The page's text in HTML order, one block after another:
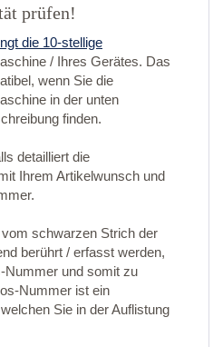
prüfen!
die 10-stellige
/ Ihres Gerätes. Das
wenn Sie die
in der unten
finden.
detailliert die
Ihrem Artikelwunsch und
schwarzen Strich der
berührt / erfasst werden,
Nummer und somit zu
Nummer ist ein
Sie in der Auflistung